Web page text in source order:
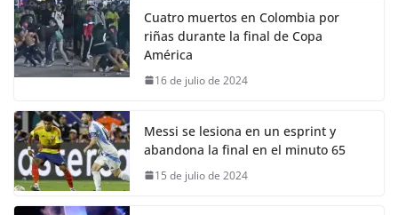
Cuatro muertos en Colombia por
riñas durante la final de Copa
América
16 de julio de 2024
Messi se lesiona en un esprint y
abandona la final en el minuto 65
15 de julio de 2024